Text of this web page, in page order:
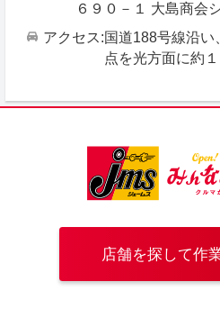
６９０－１ 大島商会
アクセス 国道188号線沿
点を光方面に約
店舗を探して作